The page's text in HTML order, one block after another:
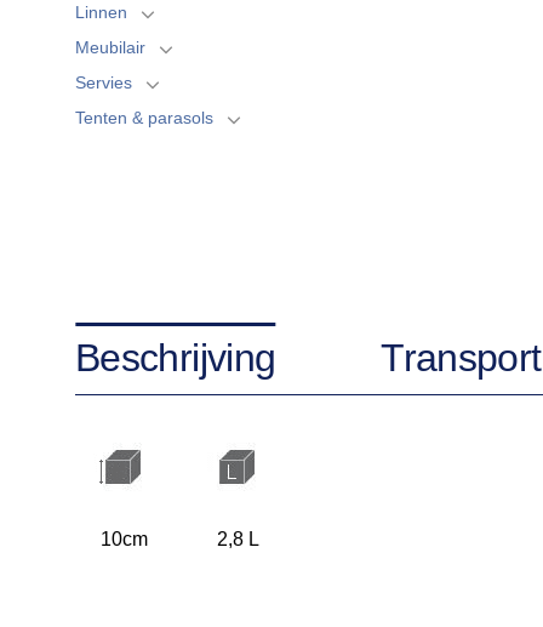
Linnen
Meubilair
Servies
Tenten & parasols
Beschrijving Transport
10cm 2,8 L